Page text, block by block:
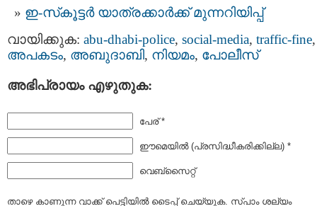
ഇ-സ്‌കൂട്ടർ യാത്രക്കാർക്ക് മുന്നറിയിപ്പ്
വായിക്കുക: abu-dhabi-police, social-media, traffic-fine,
അപകടം, അബുദാബി, നിയമം, പോലീസ്
അഭിപ്രായം എഴുതുക:
പേര് *
ഈമെയില്‍ (പ്രസിദ്ധീകരിക്കില്ല) *
വെബ്സൈറ്റ്
താഴെ കാണുന്ന വാക്ക് പെട്ടിയില്‍ ടൈപ്പ്‌ ചെയ്യുക. സ്പാം ശല്യം